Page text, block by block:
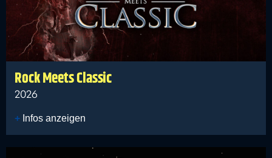
Rock Meets Classic
2026
Infos anzeigen